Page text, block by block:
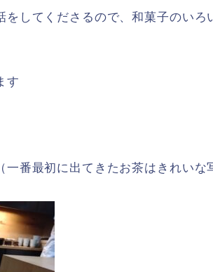
をしてくださるので、和菓子のいろ
す
番最初に出てきたお茶はきれいな